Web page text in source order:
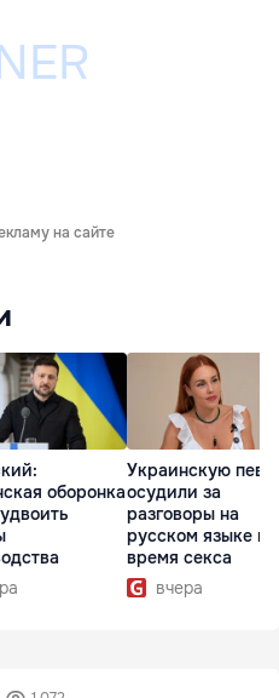
на сайте
оборонка
Украинскую
осудили за
разговоры на
русском языке во
время секса
вчера